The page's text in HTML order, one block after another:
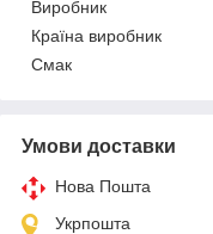
Виробник
Країна виробник
Смак
Умови доставки
Нова Пошта
Укрпошта